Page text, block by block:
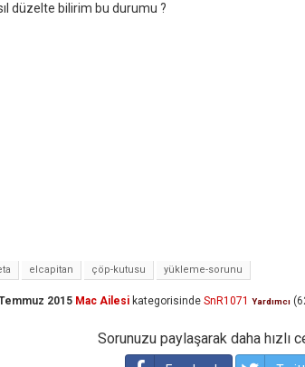
düzelte bilirim bu durumu ?
elcapitan çöp-kutusu yükleme-sorunu
2015 Mac Ailesi kategorisinde SnR1071 Yardımcı (
Sorunuzu paylaşarak daha hızlı